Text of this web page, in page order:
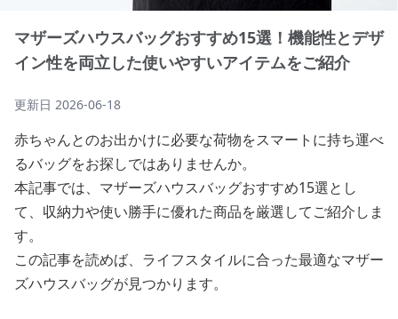
マザーズハウスバッグおすすめ15選！機能性とデザ
イン性を両立した使いやすいアイテムをご紹介
更新日 2026-06-18
赤ちゃんとのお出かけに必要な荷物をスマートに持ち運べ
るバッグをお探しではありませんか。
本記事では、マザーズハウスバッグおすすめ15選とし
て、収納力や使い勝手に優れた商品を厳選してご紹介しま
す。
この記事を読めば、ライフスタイルに合った最適なマザー
ズハウスバッグが見つかります。